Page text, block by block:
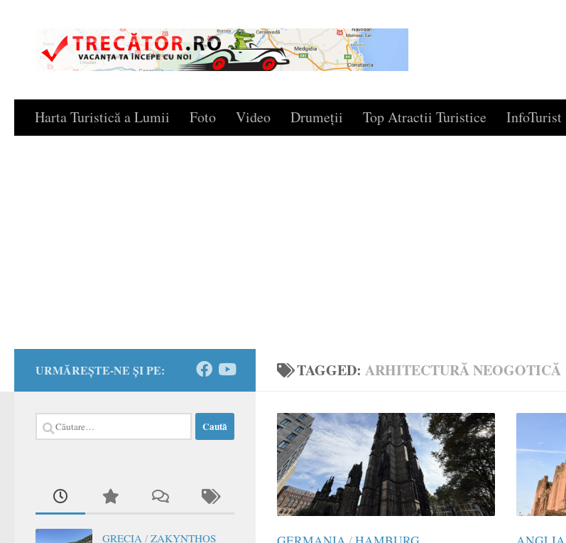
Skip to content
Harta Turistică a Lumii Foto Video Drumeţii Top Atractii Turistice InfoTurist
TAGGED: ARHITECTURĂ NEOGOTICĂ
URMĂREȘTE-NE ȘI PE:
Caută
după:
GRECIA / ZAKYNTHOS